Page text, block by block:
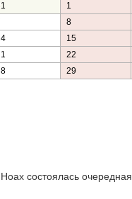
1
8
15
22
29
состоялась очередная